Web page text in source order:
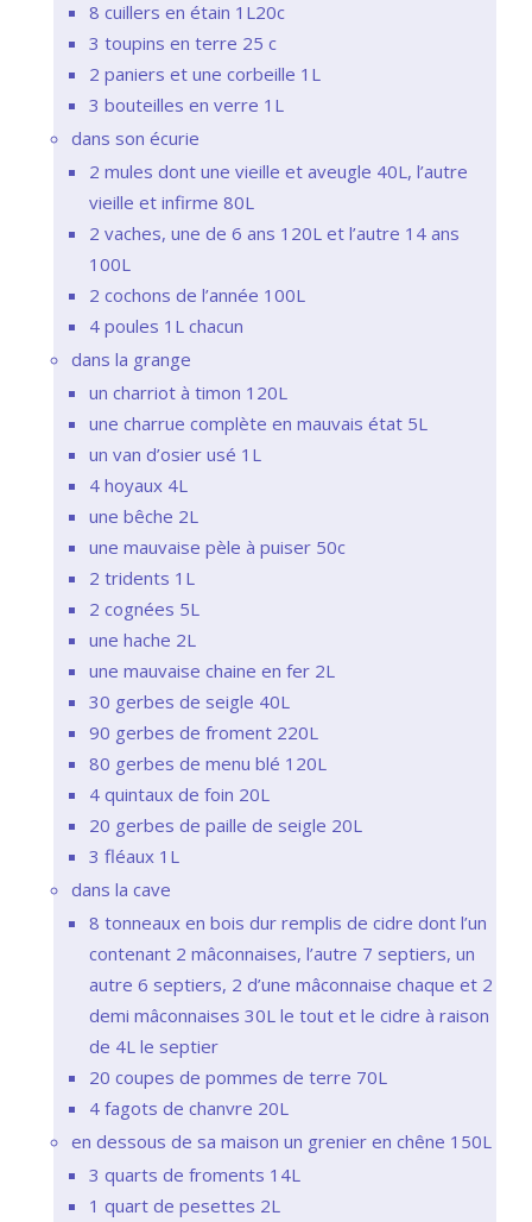
8 cuillers en étain 1L20c
3 toupins en terre 25 c
2 paniers et une corbeille 1L
3 bouteilles en verre 1L
dans son écurie
2 mules dont une vieille et aveugle 40L, l’autre
vieille et infirme 80L
2 vaches, une de 6 ans 120L et l’autre 14 ans
100L
2 cochons de l’année 100L
4 poules 1L chacun
dans la grange
un charriot à timon 120L
une charrue complète en mauvais état 5L
un van d’osier usé 1L
4 hoyaux 4L
une bêche 2L
une mauvaise pèle à puiser 50c
2 tridents 1L
2 cognées 5L
une hache 2L
une mauvaise chaine en fer 2L
30 gerbes de seigle 40L
90 gerbes de froment 220L
80 gerbes de menu blé 120L
4 quintaux de foin 20L
20 gerbes de paille de seigle 20L
3 fléaux 1L
dans la cave
8 tonneaux en bois dur remplis de cidre dont l’un
contenant 2 mâconnaises, l’autre 7 septiers, un
autre 6 septiers, 2 d’une mâconnaise chaque et 2
demi mâconnaises 30L le tout et le cidre à raison
de 4L le septier
20 coupes de pommes de terre 70L
4 fagots de chanvre 20L
en dessous de sa maison un grenier en chêne 150L
3 quarts de froments 14L
1 quart de pesettes 2L